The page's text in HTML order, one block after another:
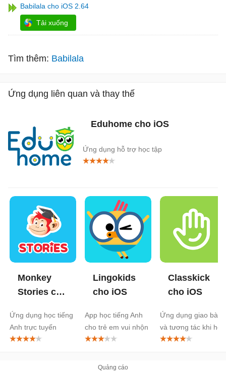
Babilala cho iOS 2.64
Tải xuống
Tìm thêm: Babilala
Ứng dụng liên quan và thay thế
Eduhome cho iOS
Ứng dụng hỗ trợ học tập
Monkey
Stories cho
Ứng dụng học tiếng
Anh trực tuyến
Lingokids
cho iOS
App học tiếng Anh
cho trẻ em vui nhộn
Classkick
cho iOS
Ứng dụng giao bài
và tương tác khi học
trực tuyến